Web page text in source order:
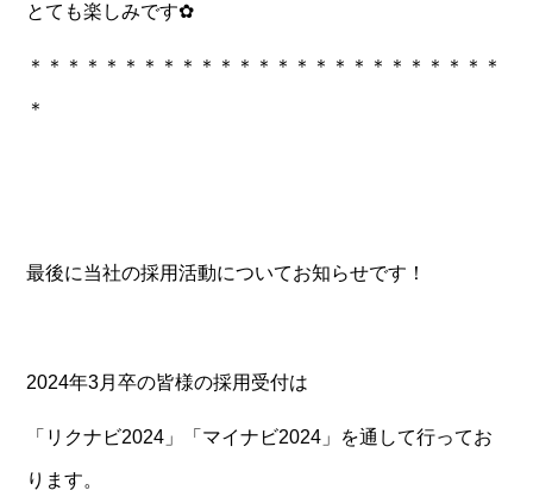
とても楽しみです✿
＊＊＊＊＊＊＊＊＊＊＊＊＊＊＊＊＊＊＊＊＊＊＊＊＊
＊
最後に当社の採用活動についてお知らせです！
2024年3月卒の皆様の採用受付は
「リクナビ2024」「マイナビ2024」を通して行ってお
ります。